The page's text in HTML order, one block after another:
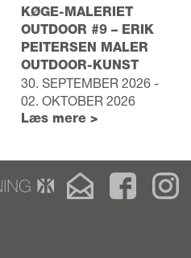
KØGE-MALERIET
OUTDOOR #9 – ERIK
PEITERSEN MALER
OUTDOOR-KUNST
30. SEPTEMBER 2026 -
02. OKTOBER 2026
Læs mere >
koege
kunstforening
Få
Køge
Besøg
Køge